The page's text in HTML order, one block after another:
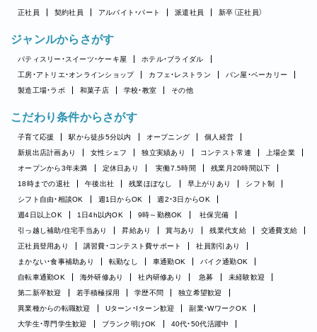
正社員 契約社員 アルバイト・パート 派遣社員 新卒（正社員）
ジャンルからさがす
パティスリー・スイーツ・ケーキ屋
ホテル・ブライダル
工房・アトリエ・オンラインショップ
カフェ・レストラン
パン屋・ベーカリー
製造工場・ラボ
和菓子店 学校・教室 その他
こだわり条件からさがす
子育て応援 駅から徒歩5分以内 オープニング
個人経営
新規出店計画あり
女性シェフ 独立実績あり コンテスト常連
上場企業
オープンから3年未満
定休日あり 実働7.5時間
残業月20時間以下
18時までの退社
午後出社 残業ほぼなし 早上がりあり
シフト制
シフト自由・相談OK
週1日からOK
週2・3日からOK
週4日以上OK
1日4h以内OK 9時～勤務OK
社保完備
引っ越し補助/住宅手当あり
昇給あり 賞与あり 残業代支給
交通費支給
正社員登用あり
講習費・コンテスト費サポート
社員割引あり
まかない・食事補助あり
転勤なし 車通勤OK
バイク通勤OK
自転車通勤OK
海外研修あり 社内研修あり 急募
未経験歓迎
第二新卒歓迎
若手積極採用 学歴不問
独立希望歓迎
異業種からの転職歓迎
Uターン・Iターン歓迎
副業・WワークOK
大学生・専門学生歓迎
ブランク明けOK
40代・50代活躍中